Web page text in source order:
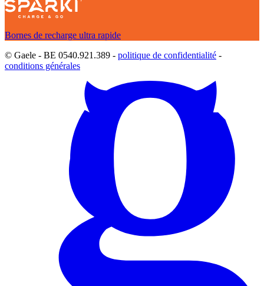
Bornes de recharge ultra rapide
© Gaele - BE 0540.921.389 - politique de confidentialité -
conditions générales